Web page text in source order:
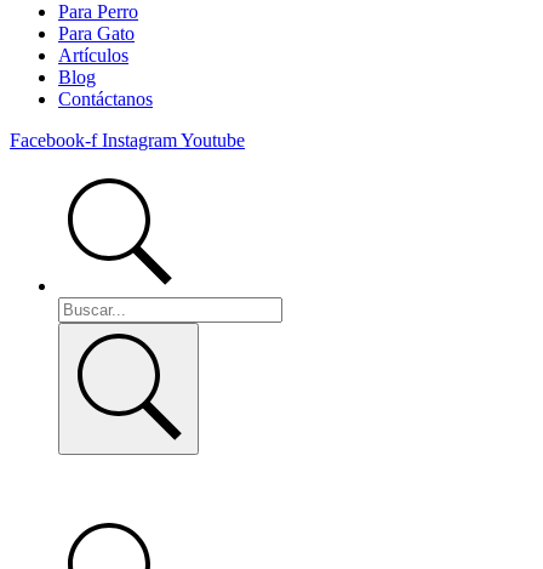
Para Perro
Para Gato
Artículos
Blog
Contáctanos
Facebook-f InstagramYoutube